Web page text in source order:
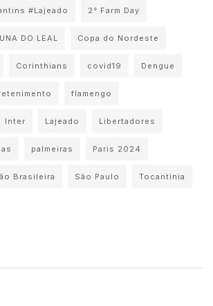
#Lajeado 2° Farm Day
DO LEAL Copa do Nordeste
Corinthians covid19 Dengue
flamengo
Inter Lajeado Libertadores
palmeiras Paris 2024
Brasileira São Paulo Tocantinia